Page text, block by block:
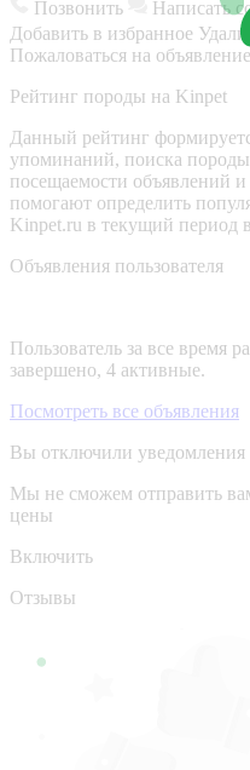
Позвонить Написать
Добавить в избранное
Пожаловаться на объявление
Рейтинг породы на Kinpet
Данный рейтинг
упоминаний, поиска породы
посещаемости объявлений
помогают определить
Kinpet.ru в текущий период
Объявления пользователя
Пользователь за все время
завершено, 4 активные.
Посмотреть все объявления
Вы отключили уведомления
Мы не сможем отправить
цены
Включить
Отзывы